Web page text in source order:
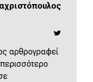
αρθρογραφεί
περισσότερο